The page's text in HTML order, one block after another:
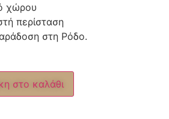
χώρου
περίσταση
στη Ρόδο.
στο καλάθι